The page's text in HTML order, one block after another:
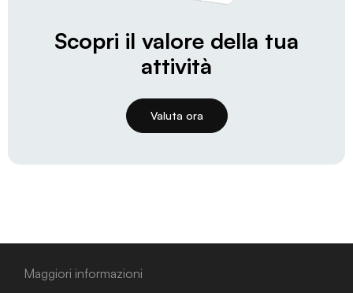
Scopri il valore della tua
attività
Valuta ora
Maggiori informazioni